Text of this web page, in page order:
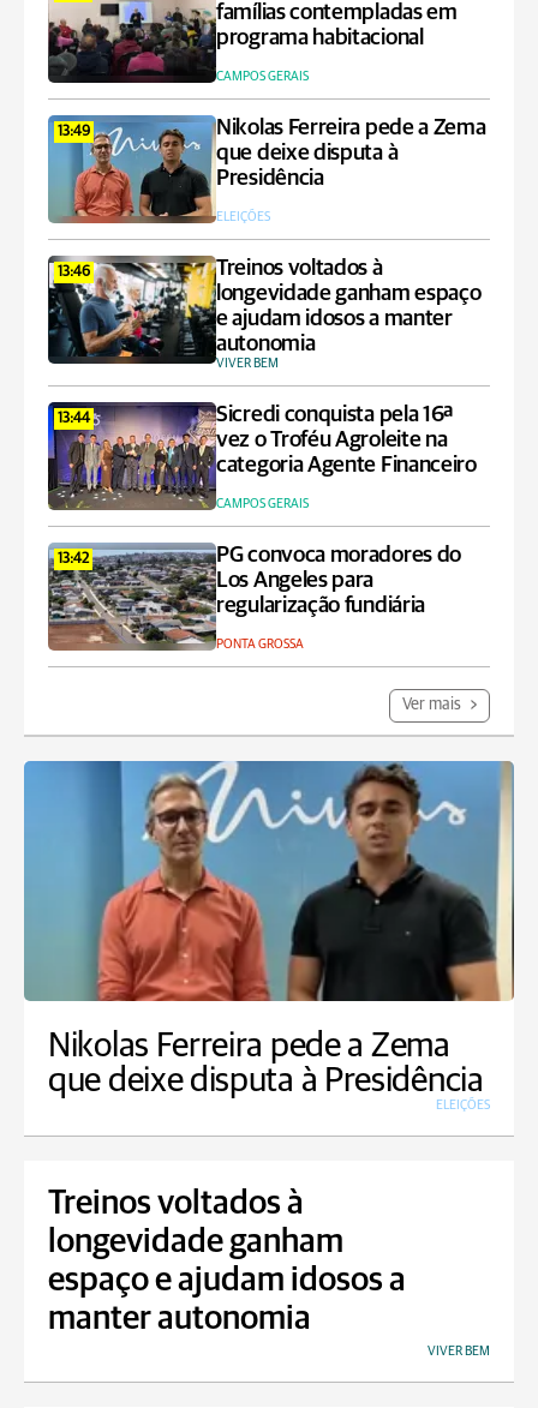
famílias contempladas em
programa habitacional
CAMPOS GERAIS
13:49
Nikolas Ferreira pede a Zema
que deixe disputa à
Presidência
ELEIÇÕES
13:46
Treinos voltados à
longevidade ganham espaço
e ajudam idosos a manter
autonomia
VIVER BEM
13:44
Sicredi conquista pela 16ª
vez o Troféu Agroleite na
categoria Agente Financeiro
CAMPOS GERAIS
13:42
PG convoca moradores do
Los Angeles para
regularização fundiária
PONTA GROSSA
Ver mais
Nikolas Ferreira pede a Zema
que deixe disputa à Presidência
ELEIÇÕES
Treinos voltados à
longevidade ganham
espaço e ajudam idosos a
manter autonomia
VIVER BEM